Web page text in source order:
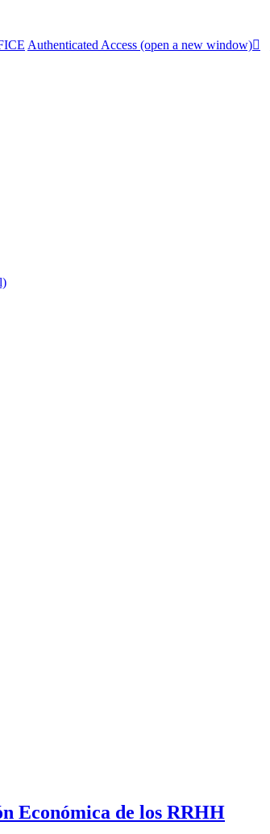
Authenticated Access (open a new window)
Económica de los RRHH